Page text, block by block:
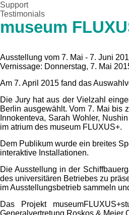
Support
Testimonials
museum
Ausstellung vom 7. Mai - 7. Juni
Vernissage: Donnerstag, 7. Mai
Am 7. April 2015 fand das
Die Jury hat aus der Vielzahl
Berlin ausgewählt. Vom 7. Mai bis
Innokenteva, Sarah Wohler,
im atrium des museum FLUXUS+.
Dem Publikum wurde ein breites
interaktive Installationen.
Die Ausstellung in der
des universitären Betriebes zu
im Ausstellungsbetrieb sammeln
Das Projekt